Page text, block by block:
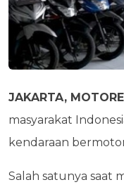
JAKARTA,
masyarakat
kendaraan
Salah satunya saat